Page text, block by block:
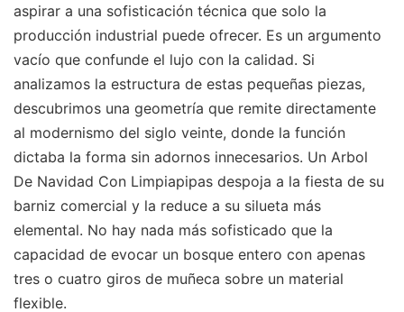
aspirar a una sofisticación técnica que solo la
producción industrial puede ofrecer. Es un argumento
vacío que confunde el lujo con la calidad. Si
analizamos la estructura de estas pequeñas piezas,
descubrimos una geometría que remite directamente
al modernismo del siglo veinte, donde la función
dictaba la forma sin adornos innecesarios. Un Arbol
De Navidad Con Limpiapipas despoja a la fiesta de su
barniz comercial y la reduce a su silueta más
elemental. No hay nada más sofisticado que la
capacidad de evocar un bosque entero con apenas
tres o cuatro giros de muñeca sobre un material
flexible.